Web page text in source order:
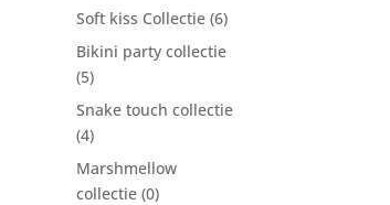
Soft kiss Collectie (6)
Bikini party collectie
(5)
Snake touch collectie
(4)
Marshmellow
collectie (0)